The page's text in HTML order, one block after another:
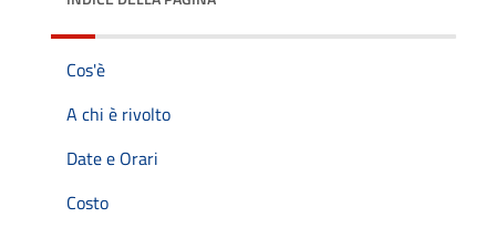
Cos'è
A chi è rivolto
Date e Orari
Costo